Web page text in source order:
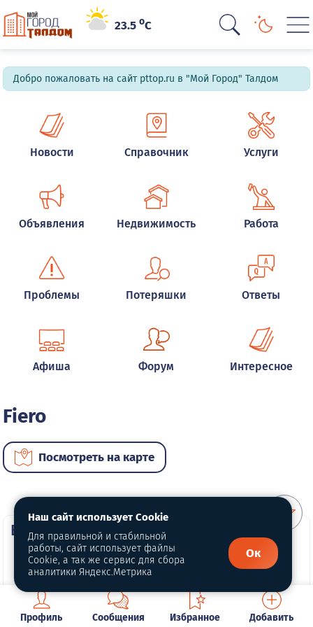
23.5oC
Добро пожаловать на сайт pttop.ru в "Мой Город" Талдом
Новости Справочник Услуги
Объявления Недвижимость Работа
Проблемы Потеряшки Ответы
Афиша Форум Интересное
Fiero
Посмотреть на карте
ВИП автомобили
Профиль Сообщения Избранное Добавить
Наш сайт использует Cookie
Для правильной и стабильной
работы, сайт использует файлы
Cookie, а так же сервис для сбора
аналитики Яндекс.Метрика
Ок